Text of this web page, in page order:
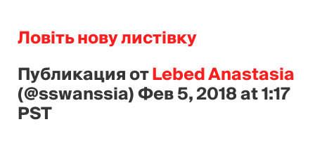
Ловіть нову листівку
Публикация отLebed Anastasia
(@sswanssia)Фев 5, 2018 at 1:17
PST